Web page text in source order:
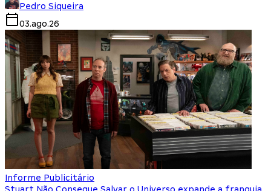
Pedro Siqueira
03.ago.26
Informe Publicitário